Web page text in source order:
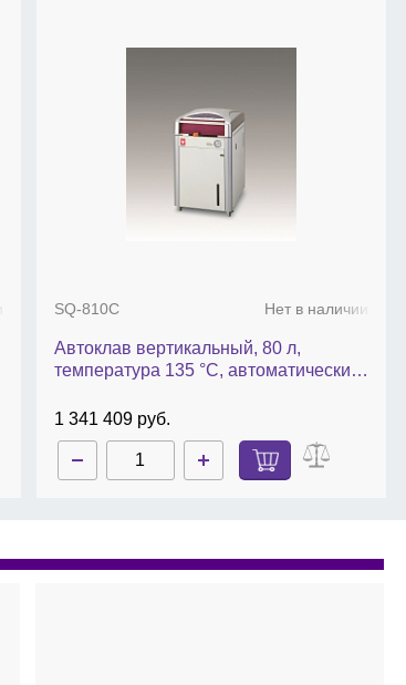
SQ-810C Нет в наличии
Автоклав вертикальный, 80 л,
температура 135 °С, автоматический,
1 341 409 руб.